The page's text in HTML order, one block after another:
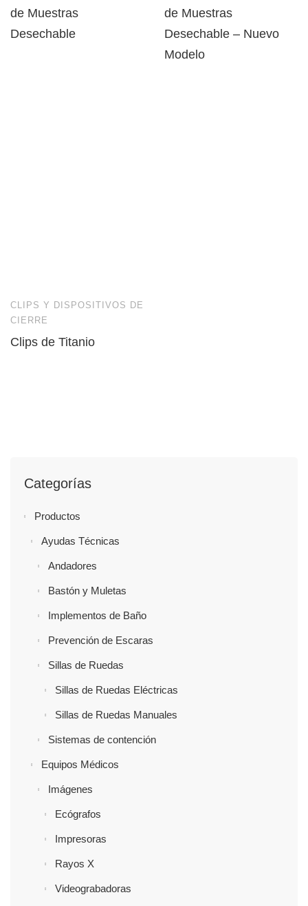
Categorías
Productos
Ayudas Técnicas
Andadores
Bastón y Muletas
Implementos de Baño
Prevención de Escaras
Sillas de Ruedas
Sillas de Ruedas Eléctricas
Sillas de Ruedas Manuales
Sistemas de contención
Equipos Médicos
Imágenes
Ecógrafos
Impresoras
Rayos X
Videograbadoras
de Muestras
Desechable
de Muestras
Desechable – Nuevo
Modelo
CLIPS Y DISPOSITIVOS DE
CIERRE
Clips de Titanio